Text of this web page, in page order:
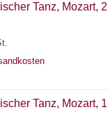
Tanz, Mozart,
Tanz, Mozart,